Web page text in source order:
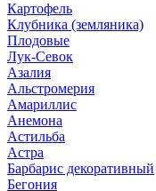
Картофель
Клубника (земляника)
Плодовые
Лук-Севок
Азалия
Альстромерия
Амариллис
Анемона
Астильба
Астра
Барбарис декоративный
Бегония